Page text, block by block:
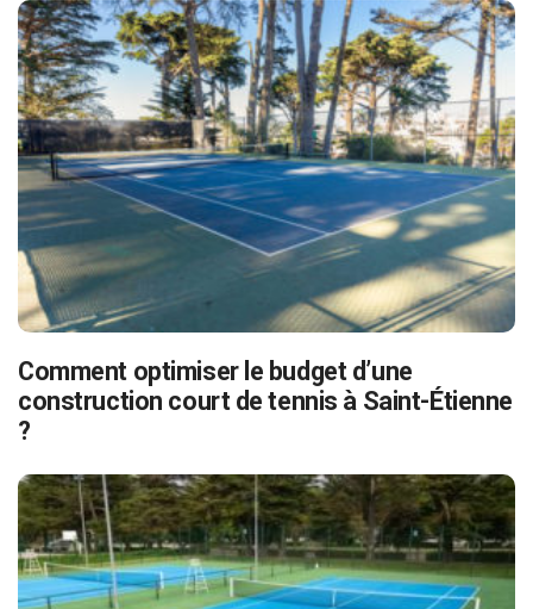
Comment optimiser le budget d’une
construction court de tennis à Saint-Étienne
?